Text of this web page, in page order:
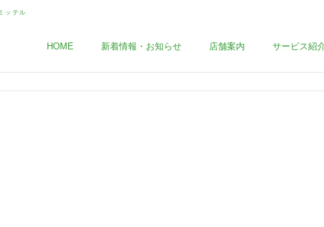
HOME 新着情報・お知らせ 店舗案内 サービス紹